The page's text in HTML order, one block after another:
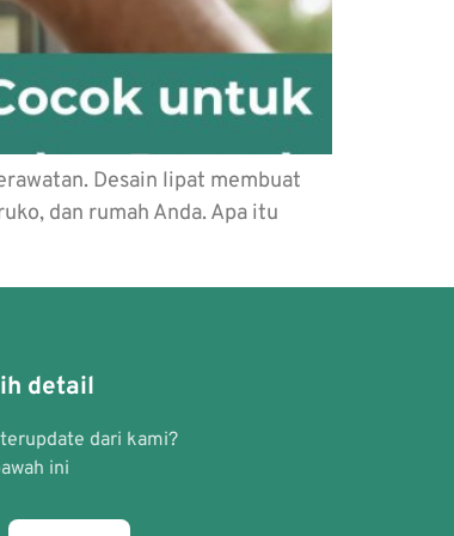
Desain lipat membuat
dan rumah Anda. Apa itu
detail
dari kami?
ini